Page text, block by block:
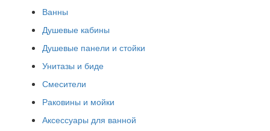
Ванны
Душевые кабины
Душевые панели и стойки
Унитазы и биде
Смесители
Раковины и мойки
Аксессуары для ванной